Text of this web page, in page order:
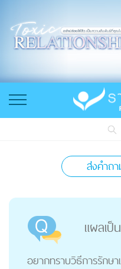
ส่งคำถ
แผลเป็น
อยากทราบวิธีการรักษ